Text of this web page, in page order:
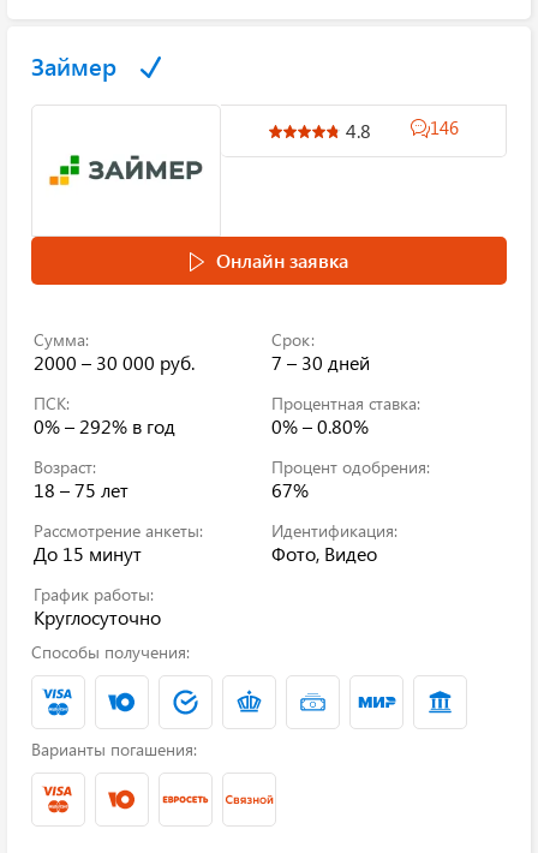
Займер
4.8 146
Онлайн заявка
Сумма:
2000 – 30 000 руб.
Срок:
7 – 30 дней
ПСК:
0% – 292% в год
Процентная ставка:
0% – 0.80%
Возраст:
18 – 75 лет
Процент одобрения:
67%
Рассмотрение анкеты:
До 15 минут
Идентификация:
Фото, Видео
График работы:
Круглосуточно
Способы получения:
Варианты погашения: